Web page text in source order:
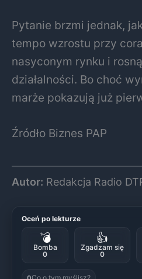
Pytanie brzmi jednak,
tempo wzrostu przy
nasyconym rynku i
działalności. Bo choć
marże pokazują już
Źródło Biznes PAP
Autor: Redakcja Radio
Oceń po lekturze
💣
Bomba
0
👍
Zgadzam się
0